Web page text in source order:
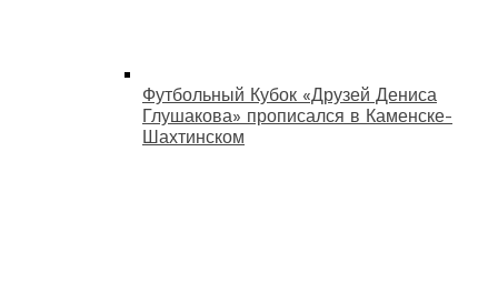
Футбольный Кубок «Друзей Дениса
Глушакова» прописался в Каменске-
Шахтинском